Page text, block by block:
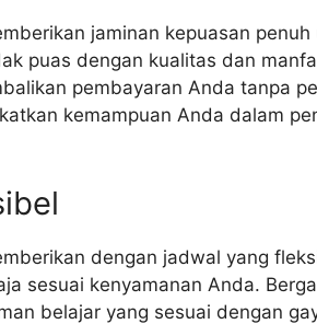
jaminan kepuasan
puas dengan kualitas dan
pembayaran Anda tanpa
kemampuan Anda dalam
dengan jadwal yang
sesuai kenyamanan Anda.
belajar yang sesuai dengan